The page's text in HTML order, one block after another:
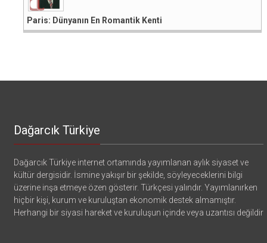
Paris: Dünyanın En Romantik Kenti
Dağarcık Türkiye
Dağarcık Türkiye internet ortamında yayımlanan aylık siyaset ve
kültür dergisidir. İsmine yakışır bir şekilde, söyleyeceklerini bilgi
üzerine inşa etmeye özen gösterir. Türkçesi yalındır. Yayımlanırken
hiçbir kişi, kurum ve kuruluştan ekonomik destek almamıştır.
Herhangi bir siyasi hareket ve kuruluşun içinde veya uzantısı değildir